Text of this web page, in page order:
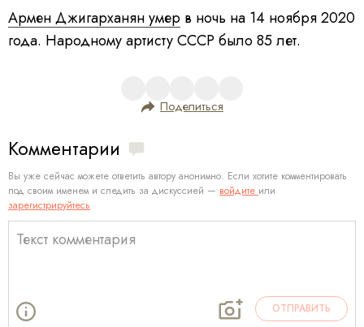
Армен Джигарханян умер в ночь на 14 ноября 2020
года. Народному артисту СССР было 85 лет.
Поделиться
Комментарии
Вы уже сейчас можете ответить автору анонимно. Если хотите комментировать
под своим именем и следить за дискуссией — войдите или
зарегистрируйтесь
ОТПРАВИТЬ